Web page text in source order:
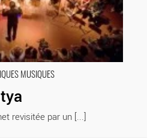
MUSIQUES
revisitée par un [...]